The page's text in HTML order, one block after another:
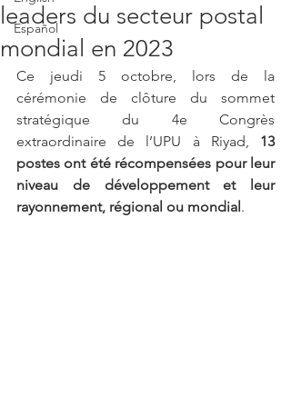
Español
leaders du secteur postal
mondial en 2023
Ce jeudi 5 octobre, lors de la
cérémonie de clôture du sommet
stratégique du 4e Congrès
extraordinaire de l’UPU à Riyad, 13
postes ont été récompensées pour leur
niveau de développement et leur
rayonnement, régional ou mondial.